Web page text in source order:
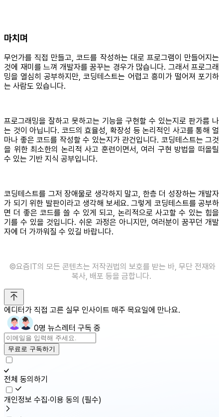
마치며
무언가를 직접 만들고, 코드를 작성하는 대로 프로그램이 만들어지는
것에 재미를 느껴 개발자를 꿈꾸는 경우가 많습니다. 그래서 프로그래
밍을 열심히 공부하지만, 코딩테스트는 어렵고 흥미가 떨어져 포기하
는 사람도 있습니다.
프로그래밍을 잘하고 못하고는 기능을 구현할 수 있는지로 판가름 나
는 것이 아닙니다. 코드의 효율성, 확장성 등 논리적인 사고를 통해 얼
마나 좋은 코드를 작성할 수 있는지가 관건입니다. 코딩테스트는 그것
을 위한 최소한의 논리적 사고 훈련이면서, 여러 구현 방법을 떠올릴
수 있는 기반 지식 공부입니다.
코딩테스트를 그저 장애물로 생각하지 말고, 한층 더 성장하는 개발자
가 되기 위한 발판이라고 생각해 보세요. 그렇게 코딩테스트를 공부하
면 더 좋은 코드를 쓸 수 있게 되고, 논리적으로 사고할 수 있는 힘을
기를 수 있을 것입니다. 쉬운 과정은 아니지만, 여러분이 꿈꾸던 개발
자에 더 가까워질 수 있길 바랍니다.
©️요즘IT의 모든 콘텐츠는 저작권법의 보호를 받는 바, 무단 전재와
복사, 배포 등을 금합니다.
에디터가 직접 고른 실무 인사이트 매주 목요일에 만나요.
0명 뉴스레터 구독 중
무료로 구독하기
전체 동의하기
개인정보 수집·이용 동의 (필수)